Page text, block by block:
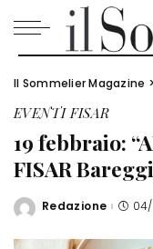
Il Sommelier Magazine
EVENTI FISAR
19 febbraio:
FISAR
Posted
Redazione